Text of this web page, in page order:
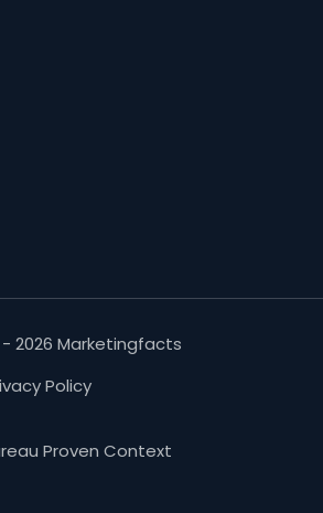
2026 Marketingfacts
Policy
Proven Context